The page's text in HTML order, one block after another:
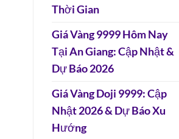
Thời Gian
Giá Vàng 9999 Hôm Nay
Tại An Giang: Cập Nhật &
Dự Báo 2026
Giá Vàng Doji 9999: Cập
Nhật 2026 & Dự Báo Xu
Hướng